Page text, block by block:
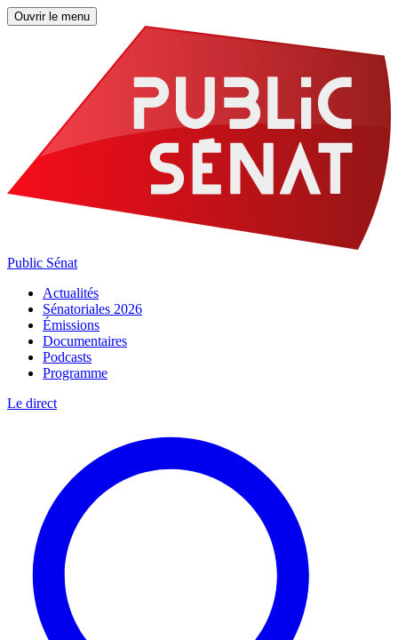
Ouvrir le menu
Public Sénat
Actualités
Sénatoriales 2026
Émissions
Documentaires
Podcasts
Programme
Le direct